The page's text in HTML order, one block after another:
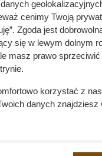
Cię zaskoczy
cenimy Twoją
Zgoda jest
się w lewym dolnym
masz prawo
korzystać z
danych znajdziesz